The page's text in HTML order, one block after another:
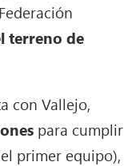
terreno de
con Vallejo,
para cumplir
primer equipo),